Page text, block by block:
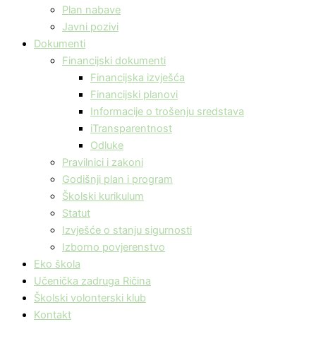
Plan nabave
Javni pozivi
Dokumenti
Financijski dokumenti
Financijska izvješća
Financijski planovi
Informacije o trošenju sredstava
iTransparentnost
Odluke
Pravilnici i zakoni
Godišnji plan i program
Školski kurikulum
Statut
Izvješće o stanju sigurnosti
Izborno povjerenstvo
Eko škola
Učenička zadruga Ričina
Školski volonterski klub
Kontakt